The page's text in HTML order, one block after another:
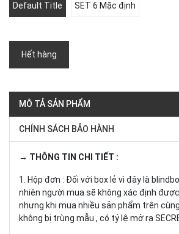
Default Title SET 6 Mặc định
Hết hàng
MÔ TẢ SẢN PHẨM
CHÍNH SÁCH BẢO HÀNH
→ THÔNG TIN CHI TIẾT :
1. Hộp đơn : Đối với box lẻ vì đây là
nhiên người mua sẽ không xác định
nhưng khi mua nhiều sản phẩm trên
không bị trùng mẫu , có tỷ lệ mở ra